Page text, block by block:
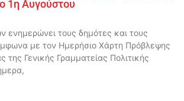
1η Αυγούστου
ενημερώνει τους δημότες και τους
με τον Ημερήσιο Χάρτη Πρόβλεψης
της Γενικής Γραμματείας Πολιτικής